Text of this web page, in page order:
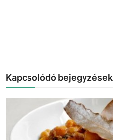
Kapcsolódó bejegyzések